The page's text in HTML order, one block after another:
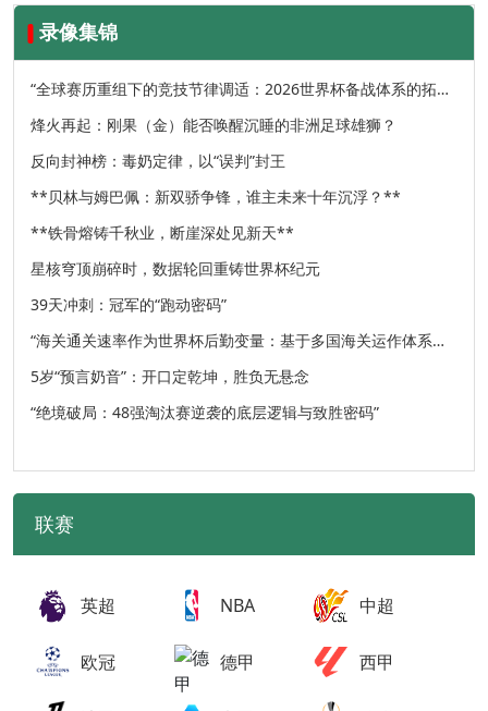
录像集锦
“全球赛历重组下的竞技节律调适：2026世界杯备战体系的拓扑
烽火再起：刚果（金）能否唤醒沉睡的非洲足球雄狮？
反向封神榜：毒奶定律，以“误判”封王
**贝林与姆巴佩：新双骄争锋，谁主未来十年沉浮？**
**铁骨熔铸千秋业，断崖深处见新天**
星核穹顶崩碎时，数据轮回重铸世界杯纪元
39天冲刺：冠军的“跑动密码”
“海关通关速率作为世界杯后勤变量：基于多国海关运作体系的
5岁“预言奶音”：开口定乾坤，胜负无悬念
“绝境破局：48强淘汰赛逆袭的底层逻辑与致胜密码”
联赛
英超 NBA 中超
欧冠 德甲 西甲